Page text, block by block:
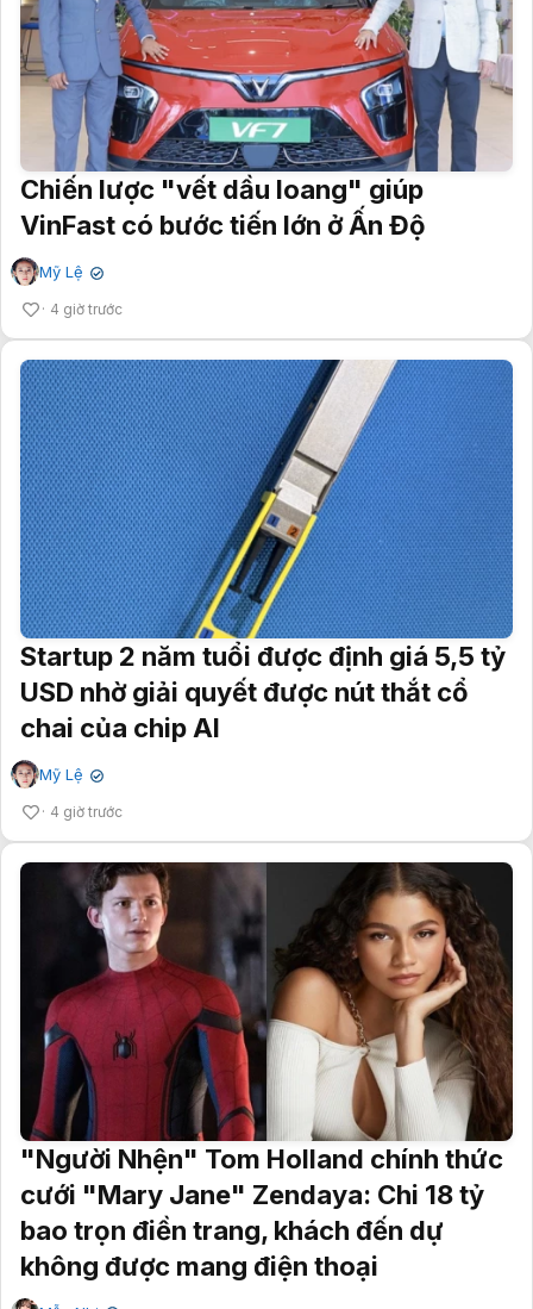
Chiến lược "vết dầu loang" giúp
VinFast có bước tiến lớn ở Ấn Độ
Mỹ Lệ ✔
4 giờ trước
Startup 2 năm tuổi được định giá 5,5 tỷ
USD nhờ giải quyết được nút thắt cổ
chai của chip AI
Mỹ Lệ ✔
4 giờ trước
"Người Nhện" Tom Holland chính thức
cưới "Mary Jane" Zendaya: Chi 18 tỷ
bao trọn điền trang, khách đến dự
không được mang điện thoại